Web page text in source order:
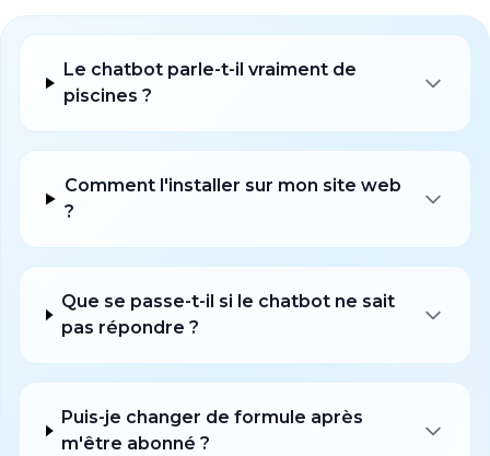
Le chatbot parle-t-il vraiment de
piscines ?
Comment l'installer sur mon site web
?
Que se passe-t-il si le chatbot ne sait
pas répondre ?
Puis-je changer de formule après
m'être abonné ?